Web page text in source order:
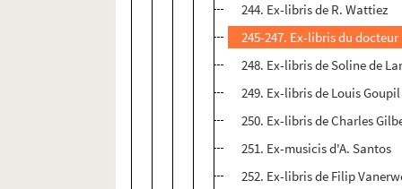
244. Ex-libris de R. Wattiez
245-247. Ex-libris du
248. Ex-libris de Soline de
249. Ex-libris de Louis
250. Ex-libris de Charles
251. Ex-musicis d'A. Santos
252. Ex-libris de Filip